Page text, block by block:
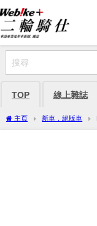
TOP 線上雜誌
主頁 新車．絕版車
秒變身 Flat Tracker！